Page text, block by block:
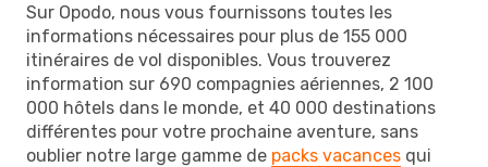
Sur Opodo, nous vous fournissons toutes les
informations nécessaires pour plus de 155 000
itinéraires de vol disponibles. Vous trouverez
information sur 690 compagnies aériennes, 2 100
000 hôtels dans le monde, et 40 000 destinations
différentes pour votre prochaine aventure, sans
oublier notre large gamme de packs vacances qui